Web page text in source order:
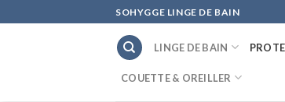
SOHYGGE LINGE DE BAIN
LINGE DE BAIN
COUETTE & OREILLER